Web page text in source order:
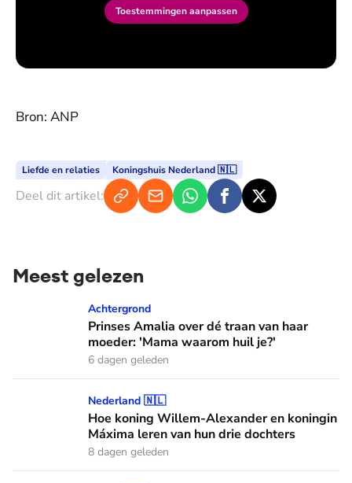
Toestemmingen aanpassen
Bron: ANP
Liefde en relaties Koningshuis Nederland 🇳🇱
Deel dit artikel:
Meest gelezen
Prinses Amalia over dé traan van haar moeder: 'Mama
Achtergrond
Prinses Amalia over dé traan van haar
moeder: 'Mama waarom huil je?'
6 dagen geleden
Hoe koning Willem-Alexander en koningin Máxima leren
Nederland 🇳🇱
Hoe koning Willem-Alexander en koningin
Máxima leren van hun drie dochters
8 dagen geleden